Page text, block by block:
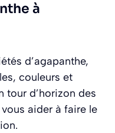
à
d’agapanthe,
couleurs et
tour d’horizon des
aider à faire le